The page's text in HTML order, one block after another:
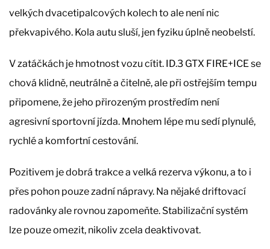
velkých dvacetipalcových kolech to ale není nic
překvapivého. Kola autu sluší, jen fyziku úplně neobelstí.
V zatáčkách je hmotnost vozu cítit. ID.3 GTX FIRE+ICE se
chová klidně, neutrálně a čitelně, ale při ostřejším tempu
připomene, že jeho přirozeným prostředím není
agresivní sportovní jízda. Mnohem lépe mu sedí plynulé,
rychlé a komfortní cestování.
Pozitivem je dobrá trakce a velká rezerva výkonu, a to i
přes pohon pouze zadní nápravy. Na nějaké driftovací
radovánky ale rovnou zapomeňte. Stabilizační systém
lze pouze omezit, nikoliv zcela deaktivovat.